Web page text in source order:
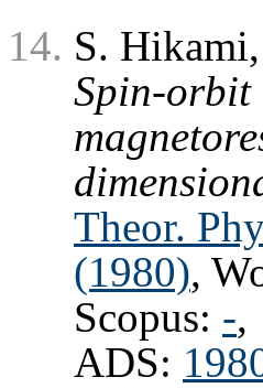
S.
Spin-orbit
Theor.
(1980),
Scopus: -,
ADS: